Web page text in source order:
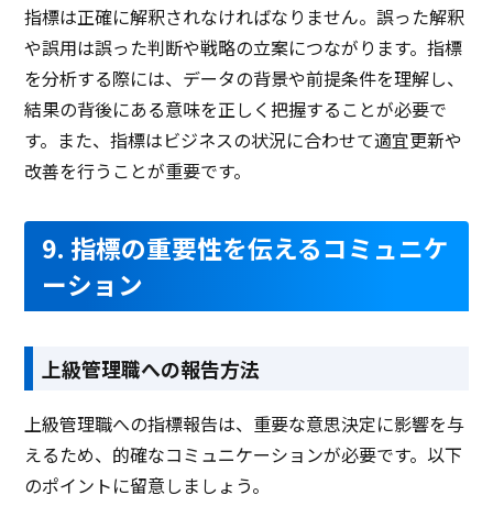
指標は正確に解釈されなければなりません。誤った解釈
や誤用は誤った判断や戦略の立案につながります。指標
を分析する際には、データの背景や前提条件を理解し、
結果の背後にある意味を正しく把握することが必要で
す。また、指標はビジネスの状況に合わせて適宜更新や
改善を行うことが重要です。
9. 指標の重要性を伝えるコミュニケ
ーション
上級管理職への報告方法
上級管理職への指標報告は、重要な意思決定に影響を与
えるため、的確なコミュニケーションが必要です。以下
のポイントに留意しましょう。